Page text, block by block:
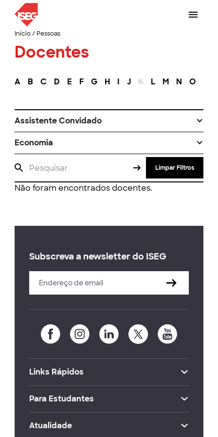
Início/ Pessoas
Docentes
A B C D E F G H I J K L M N O
Assistente Convidado
Economia
Limpar Filtros
Não foram encontrados docentes.
Subscreva a newsletter do ISEG
Links Rápidos
Para Estudantes
Atualidade